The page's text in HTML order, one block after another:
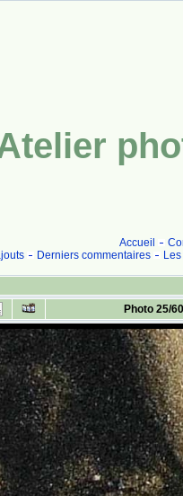
Accueil
Derniers commentaires
Photo 25/60